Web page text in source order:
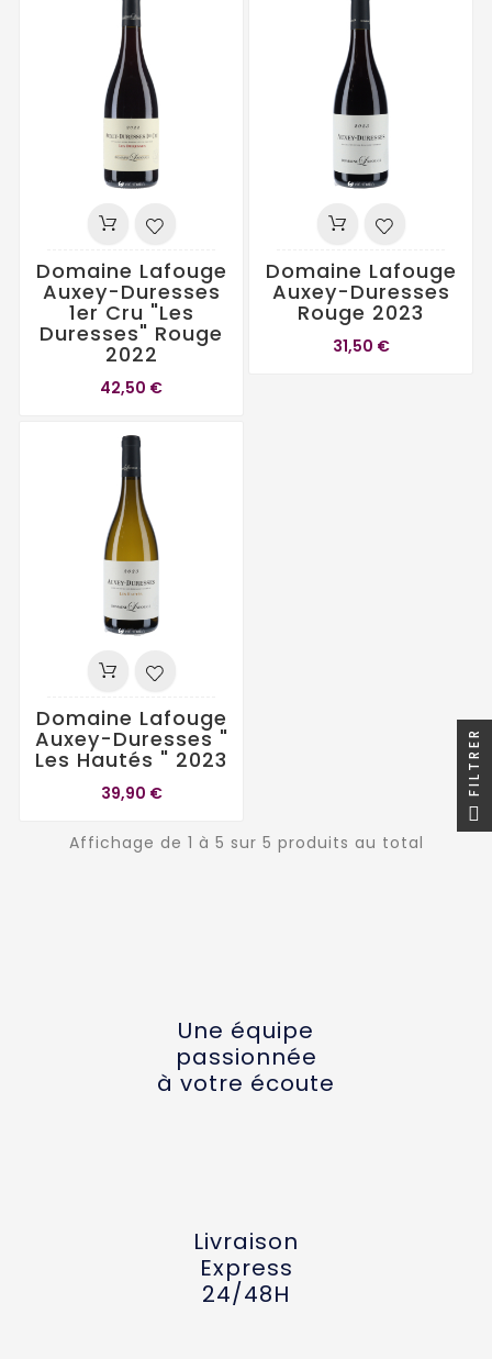
Domaine Lafouge
Auxey-Duresses
1er Cru "Les
Duresses" Rouge
2022
42,50 €
Domaine Lafouge
Auxey-Duresses
Rouge 2023
31,50 €
Domaine Lafouge
Auxey-Duresses "
Les Hautés " 2023
39,90 €
Affichage de 1 à 5 sur 5 produits au total
Une équipe
passionnée
à votre écoute
Livraison
Express
24/48H
FILTRER